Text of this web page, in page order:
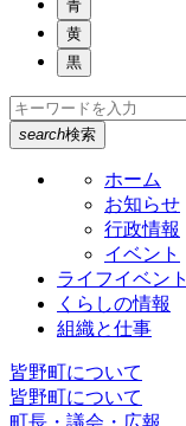
青
黄
黒
search検索
ホーム
お知らせ
行政情報
イベント
ライフイベント
くらしの情報
組織と仕事
皆野町について
皆野町について
町長・議会・広報